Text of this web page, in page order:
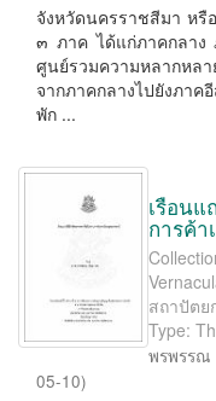
จังหวัดนครราชสีมา ห
๓ ภาค ได้แก่ภาคกลาง
ศูนย์รวมความหลากหล
จากภาคกลางไปยังภา
พัก ...
เรือน
การค้า
สถาปัต
Type:
พรพรรณ
05-10)